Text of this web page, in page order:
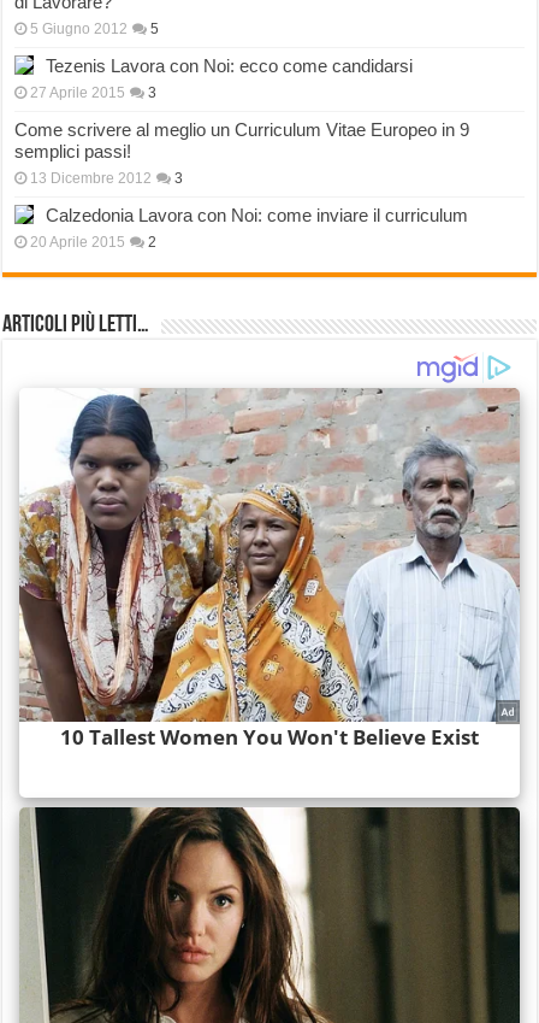
5 Giugno 2012 5
Tezenis Lavora con Noi: ecco come candidarsi
27 Aprile 2015 3
Come scrivere al meglio un Curriculum Vitae Europeo in 9
semplici passi!
13 Dicembre 2012 3
Calzedonia Lavora con Noi: come inviare il curriculum
20 Aprile 2015 2
Articoli più Letti…